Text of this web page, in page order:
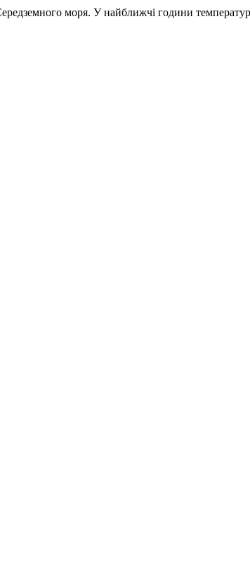
моря. У найближчі години